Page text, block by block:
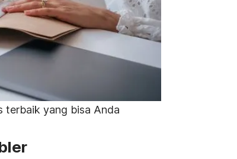
terbaik yang bisa Anda